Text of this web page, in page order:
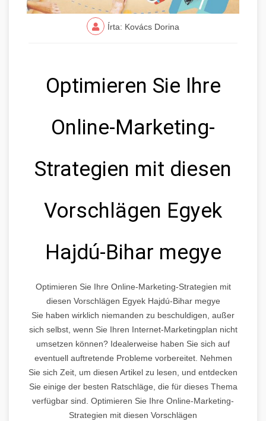
Írta: Kovács Dorina
Optimieren Sie Ihre
Online-Marketing-
Strategien mit diesen
Vorschlägen Egyek
Hajdú-Bihar megye
Optimieren Sie Ihre Online-Marketing-Strategien mit
diesen Vorschlägen Egyek Hajdú-Bihar megye
Sie haben wirklich niemanden zu beschuldigen, außer
sich selbst, wenn Sie Ihren Internet-Marketingplan nicht
umsetzen können? Idealerweise haben Sie sich auf
eventuell auftretende Probleme vorbereitet. Nehmen
Sie sich Zeit, um diesen Artikel zu lesen, und entdecken
Sie einige der besten Ratschläge, die für dieses Thema
verfügbar sind. Optimieren Sie Ihre Online-Marketing-
Strategien mit diesen Vorschlägen